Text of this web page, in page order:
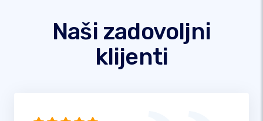
Naši zadovoljni
klijenti